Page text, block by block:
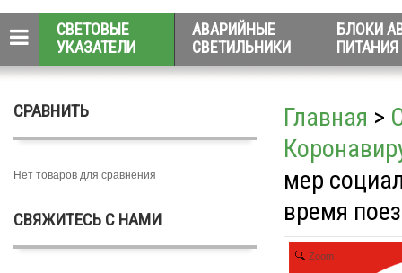
СВЕТОВЫЕ
УКАЗАТЕЛИ
АВАРИЙНЫЕ
СВЕТИЛЬНИКИ
БЛОКИ
ПИТАНИЯ
СРАВНИТЬ
Нет товаров для сравнения
СВЯЖИТЕСЬ С НАМИ
Главная >
мер
время
Zoom